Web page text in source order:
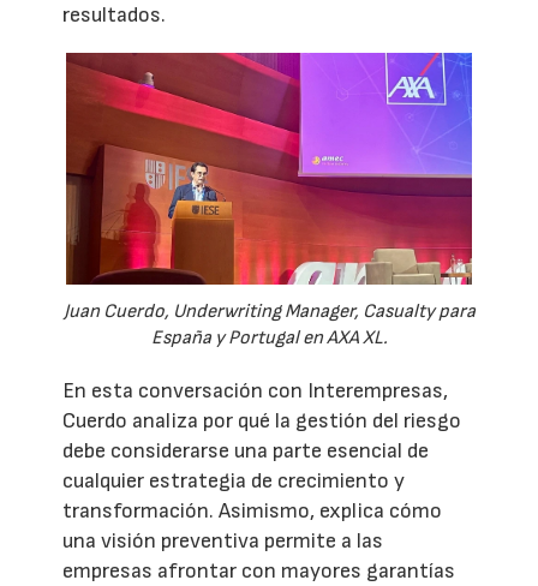
resultados.
Juan Cuerdo, Underwriting Manager, Casualty para
España y Portugal en AXA XL.
En esta conversación con Interempresas,
Cuerdo analiza por qué la gestión del riesgo
debe considerarse una parte esencial de
cualquier estrategia de crecimiento y
transformación. Asimismo, explica cómo
una visión preventiva permite a las
empresas afrontar con mayores garantías